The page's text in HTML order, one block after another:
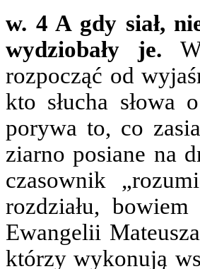
w. 4 A gdy siał,
wydziobały je.
rozpocząć od
kto słucha
porywa to, co
ziarno posiane na
czasownik
rozdziału,
Ewangelii
którzy wykonują